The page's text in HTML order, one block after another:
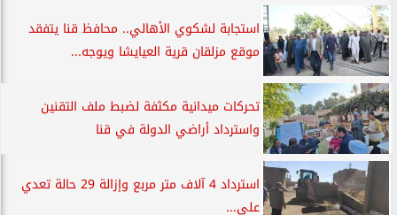
استجابة لشكوي الأهالي.. محافظ قنا يتفقد
موقع مزلقان قرية العيايشا ويوجه...
تحركات ميدانية مكثفة لضبط ملف التقنين
واسترداد أراضي الدولة في قنا
استرداد 4 آلاف متر مربع وإزالة 29 حالة تعدي
علي...